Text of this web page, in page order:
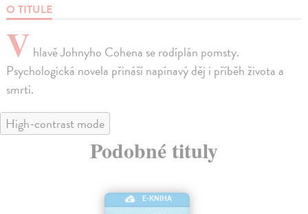
O TITULE
V hlavě Johnyho Cohena se rodíplán pomsty.
Psychologická novela přináší napínavý děj i příběh života a
smrti.
High-contrast mode
Podobné tituly
E-KNIHA